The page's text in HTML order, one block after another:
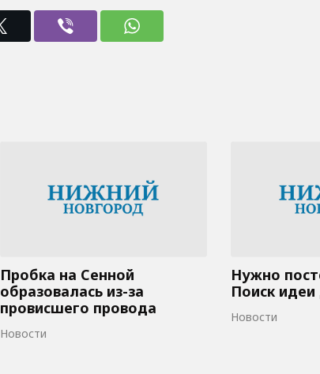
Пробка на Сенной
образовалась из-за
провисшего провода
Новости
Нужно
Поиск идеи
Новости